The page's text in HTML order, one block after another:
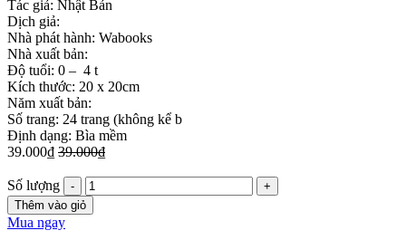
Tác giả: Nhật Bản
Dịch giả:
Nhà phát hành: Wabooks
Nhà xuất bản:
Độ tuổi: 0 – 4 t
Kích thước: 20 x 20cm
Năm xuất bản:
Số trang: 24 trang (không kể b
Định dạng: Bìa mềm
39.000₫ 39.000₫
Số lượng
Thêm vào giỏ
Mua ngay